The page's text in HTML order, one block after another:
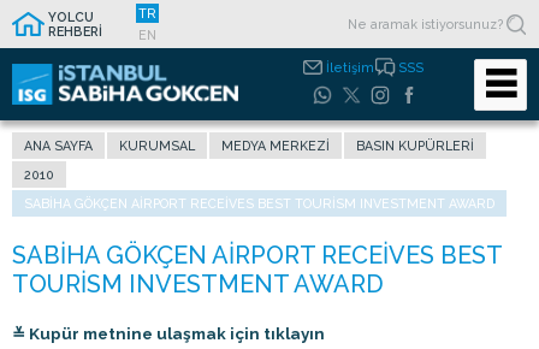
YOLCU
REHBERİ
TR
EN
İletişim SSS
ANA SAYFA KURUMSAL MEDYA MERKEZI
BASIN KUPÜRLERI
2010
SABIHA GÖKÇEN AIRPORT RECEIVES BEST TOURISM INVESTMENT AWARD
≚ Kupür metnine ulaşmak için tıklayın